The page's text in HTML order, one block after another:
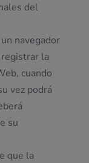
del
navegador
la
cuando
vez podrá
su
que la